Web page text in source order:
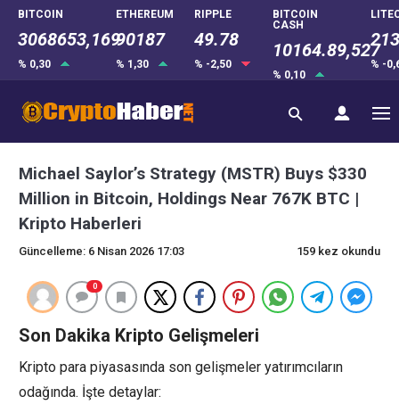
BITCOIN
3068653,169
% 0,30
ETHEREUM
90187
% 1,30
RIPPLE
49.78
% -2,50
BITCOIN
CASH
10164.89,527
% 0,10
% -
Michael Saylor’s Strategy (MSTR) Buys $330
Million in Bitcoin, Holdings Near 767K BTC |
Kripto Haberleri
Güncelleme: 6 Nisan 2026 17:03 159 kez okundu
0
Son Dakika Kripto Gelişmeleri
Kripto para piyasasında son gelişmeler yatırımcıların
odağında. İşte detaylar: